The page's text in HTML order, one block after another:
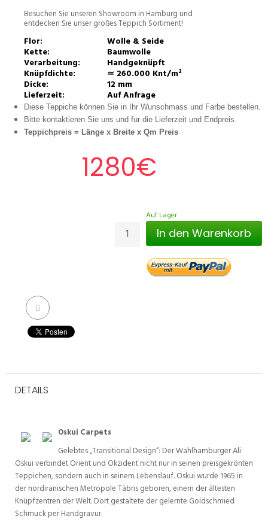
Besuchen Sie unseren Showroom in Hamburg und
entdecken Sie unser großes Teppich Sortiment!
Flor: Wolle & Seide
Kette: Baumwolle
Verarbeitung: Handgeknüpft
Knüpfdichte: ≃ 260.000 Knt/m²
Dicke: 12 mm
Lieferzeit: Auf Anfrage
Diese Teppiche können Sie in Ihr Wunschmass und Farbe bestellen.
Bitte kontaktieren Sie uns und für die Lieferzeit und Endpreis.
Teppichpreis = Länge x Breite x Qm Preis
1280€
Auf Lager
In den Warenkorb
DETAILS
Oskui Carpets
Gelebtes „Transitional Design“: Der Wahlhamburger Ali
Oskui verbindet Orient und Okzident nicht nur in seinen preisgekrönten
Teppichen, sondern auch in seinem Lebenslauf. Oskui wurde 1965 in
der nordiranischen Metropole Täbris geboren, einem der ältesten
Knüpfzentren der Welt. Dort gestaltete der gelernte Goldschmied
Schmuck per Handgravur.